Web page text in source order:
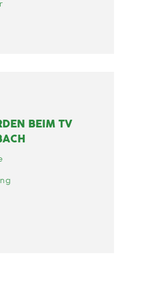
BEIM TV